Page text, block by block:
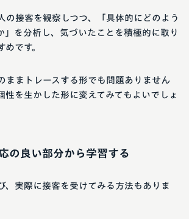
の接客を観察しつつ、「具体的にどのよう
」を分析し、気づいたことを積極的に取り
です。
ままトレースする形でも問題ありません
性を生かした形に変えてみてもよいでしょ
の良い部分から学習する
、実際に接客を受けてみる方法もありま